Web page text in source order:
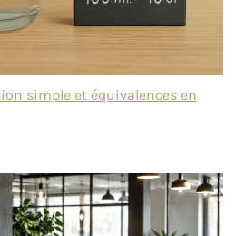
simple et équivalences en